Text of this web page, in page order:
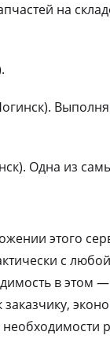
на
Одна из
этого
с
в этом
необходимости